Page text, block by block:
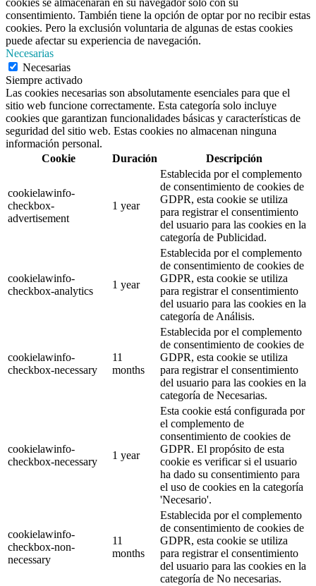
cookies se almacenarán en su navegador solo con su
consentimiento. También tiene la opción de optar por no recibir estas
cookies. Pero la exclusión voluntaria de algunas de estas cookies
puede afectar su experiencia de navegación.
Necesarias
Necesarias
Siempre activado
Las cookies necesarias son absolutamente esenciales para que el
sitio web funcione correctamente. Esta categoría solo incluye
cookies que garantizan funcionalidades básicas y características de
seguridad del sitio web. Estas cookies no almacenan ninguna
información personal.
Cookie
Duración Descripción
cookielawinfo-
checkbox-
advertisement
1 year
Establecida por el complemento
de consentimiento de cookies de
GDPR, esta cookie se utiliza
para registrar el consentimiento
del usuario para las cookies en la
categoría de Publicidad.
cookielawinfo-
checkbox-analytics
1 year
Establecida por el complemento
de consentimiento de cookies de
GDPR, esta cookie se utiliza
para registrar el consentimiento
del usuario para las cookies en la
categoría de Análisis.
cookielawinfo-
checkbox-necessary
11
months
Establecida por el complemento
de consentimiento de cookies de
GDPR, esta cookie se utiliza
para registrar el consentimiento
del usuario para las cookies en la
categoría de Necesarias.
cookielawinfo-
checkbox-necessary
1 year
Esta cookie está configurada por
el complemento de
consentimiento de cookies de
GDPR. El propósito de esta
cookie es verificar si el usuario
ha dado su consentimiento para
el uso de cookies en la categoría
'Necesario'.
cookielawinfo-
checkbox-non-
necessary
11
months
Establecida por el complemento
de consentimiento de cookies de
GDPR, esta cookie se utiliza
para registrar el consentimiento
del usuario para las cookies en la
categoría de No necesarias.